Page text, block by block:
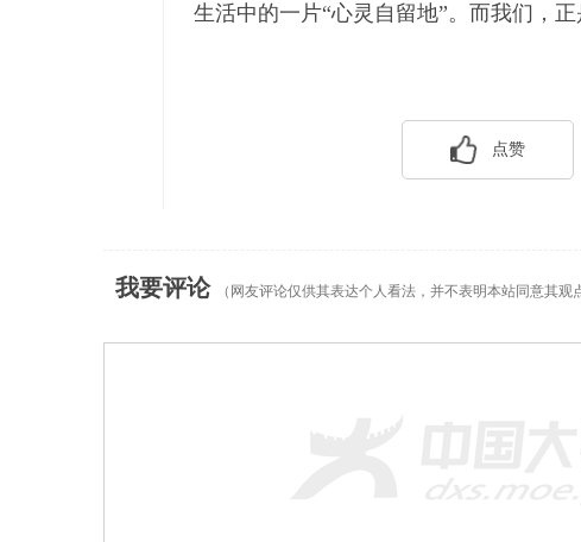
生活中的一片“心灵自留地”。而我们，
点赞
我要评论 （网友评论仅供其表达个人看法，并不表明本站同意其观